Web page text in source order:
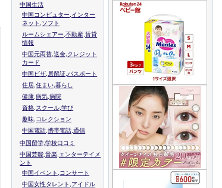
中国生活
中国コンピュター,インター
ネット,ソフト
ルームシェアー,不動産,賃貸
情報
中国元両替,送金,クレジット
カード
中国ビザ,居留証,パスポート
住居,住まい,暮らし
健康,病気,病院
資格,スクール,学び
趣味,コレクション
中国電話,携帯電話,通信
中国留学,学校口コミ
中国芸能,音楽,エンターテイメ
ント
中国イベント,コンサート
中国女性タレント,アイドル